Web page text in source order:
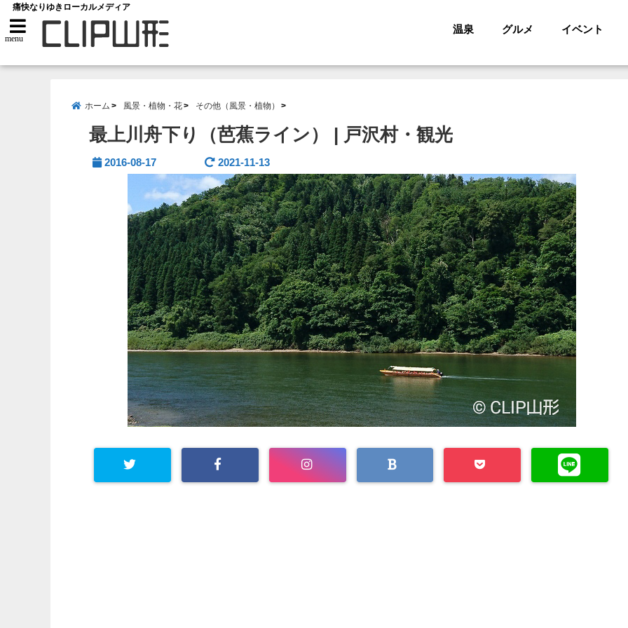
痛快なりゆきローカルメディア
menu
温泉 グルメ イベント
ホーム 風景・植物・花 その他（風景・植物）
最上川舟下り（芭蕉ライン） | 戸沢村・観光
2016-08-17 2021-11-13